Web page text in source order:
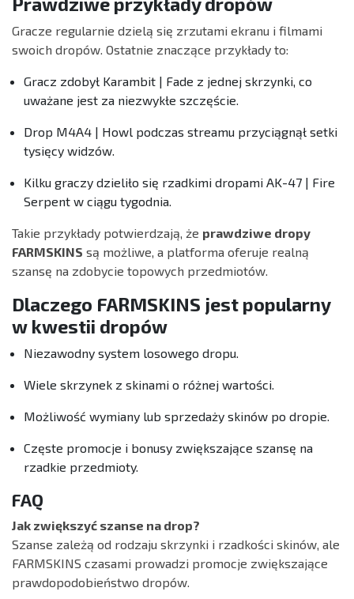
Gracze regularnie dzielą się zrzutami ekranu i filmami
swoich dropów. Ostatnie znaczące przykłady to:
Gracz zdobył Karambit | Fade z jednej skrzynki, co
uważane jest za niezwykłe szczęście.
Drop M4A4 | Howl podczas streamu przyciągnął setki
tysięcy widzów.
Kilku graczy dzieliło się rzadkimi dropami AK-47 | Fire
Serpent w ciągu tygodnia.
Takie przykłady potwierdzają, że prawdziwe dropy
FARMSKINS są możliwe, a platforma oferuje realną
szansę na zdobycie topowych przedmiotów.
Dlaczego FARMSKINS jest popularny
w kwestii dropów
Niezawodny system losowego dropu.
Wiele skrzynek z skinami o różnej wartości.
Możliwość wymiany lub sprzedaży skinów po dropie.
Częste promocje i bonusy zwiększające szansę na
rzadkie przedmioty.
FAQ
Jak zwiększyć szanse na drop?
Szanse zależą od rodzaju skrzynki i rzadkości skinów, ale
FARMSKINS czasami prowadzi promocje zwiększające
prawdopodobieństwo dropów.